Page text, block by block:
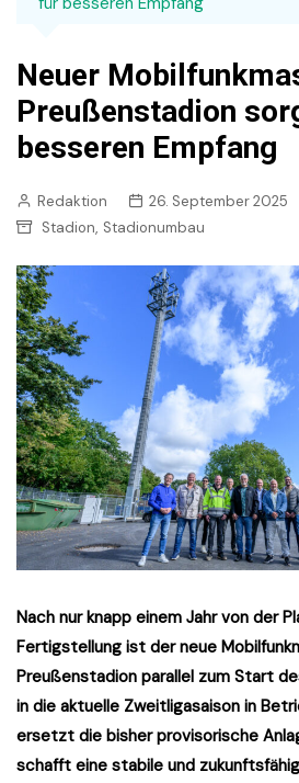
Neuer
Preußenstadion
besseren Empfang
Redaktion 26. September 2025
Stadion, Stadionumbau
Nach nur knapp einem Jahr von der
Fertigstellung ist der neue
Preußenstadion parallel zum Start
in die aktuelle Zweitligasaison in
ersetzt die bisher provisorische
schafft eine stabile und